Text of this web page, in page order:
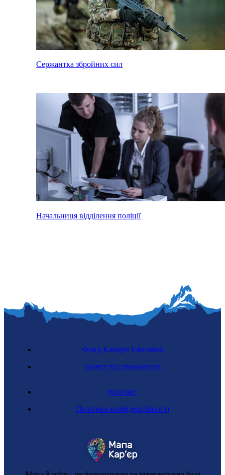
Сержантка збройних сил
Начальниця відділення поліції
Контакт
Політика конфіденційності
Фонд Katalyst Education
Захист від зловживань